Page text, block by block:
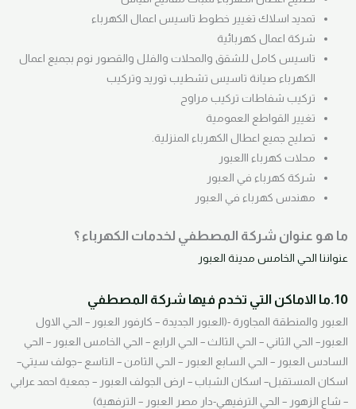
تمديد اسلاك تغيير خطوط تاسيس اعمال الكهرباء
شركة اعمال كهربائية
تاسيس كامل للشقق والمحلات والفلل والقصور نوم بجميع اعمال
الكهرباء صيانة تاسيس تشطيب توريد وتركيب
تركيب شفاطات تركيب مراوح
تغيير القواطع العمومية
تصليح جميع اعطال الكهرباء المنزلية.
محلات كهرباء االعبور
شركة كهرباء في العبور
مهندس كهرباء في العبور
ما هو عنوان شركة المصطفي لخدمات الكهرباء ؟
عنواننا الحي الخامس مدينة العبور
10.ما الاماكن التي تخدم فيها شركة المصطفي
العبور والمنطقة المجاورة -(العبور الجديدة – كارفور العبور – الحي الاول
العبور– الحي الثاني – الحي الثالث – الحي الرابع – الحي الخامس العبور – الحي
السادس العبور – الحي السابع العبور – الحي الثامن – التاسع –جولف سيتي–
اسكان المستقبل– اسكان الشباب – ارض الجولف العبور – جمعية احمد عرابي
– شاع الزهور – الحي الترفيهي-دار مصر العبور – الترفهية)